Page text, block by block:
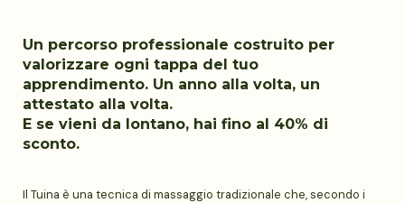
Un percorso professionale costruito per
valorizzare ogni tappa del tuo
apprendimento. Un anno alla volta, un
attestato alla volta.
E se vieni da lontano, hai fino al 40% di
sconto.
Il Tuina è una tecnica di massaggio tradizionale che, secondo i